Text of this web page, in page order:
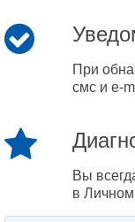
При
смс и e-
Вы
в Личном